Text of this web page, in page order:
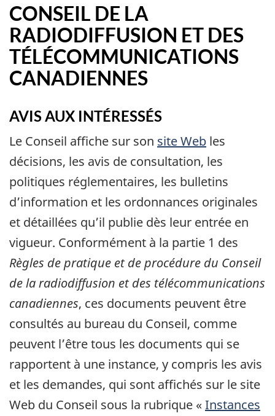
CONSEIL DE LA
RADIODIFFUSION ET DES
TÉLÉCOMMUNICATIONS
CANADIENNES
AVIS AUX INTÉRESSÉS
Le Conseil affiche sur son site Web les
décisions, les avis de consultation, les
politiques réglementaires, les bulletins
d’information et les ordonnances originales
et détaillées qu’il publie dès leur entrée en
vigueur. Conformément à la partie 1 des
Règles de pratique et de procédure du Conseil
de la radiodiffusion et des télécommunications
canadiennes, ces documents peuvent être
consultés au bureau du Conseil, comme
peuvent l’être tous les documents qui se
rapportent à une instance, y compris les avis
et les demandes, qui sont affichés sur le site
Web du Conseil sous la rubrique «Instances